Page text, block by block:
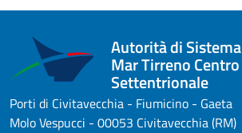
Autorità di
Mar Tirreno Centro
Settentrionale
Porti di Civitavecchia - Fiumicino - Gaeta
Molo Vespucci - 00053 Civitavecchia (RM)